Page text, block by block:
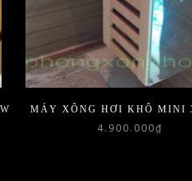
MÁY XÔNG HƠI KHÔ MINI
4.900.000₫